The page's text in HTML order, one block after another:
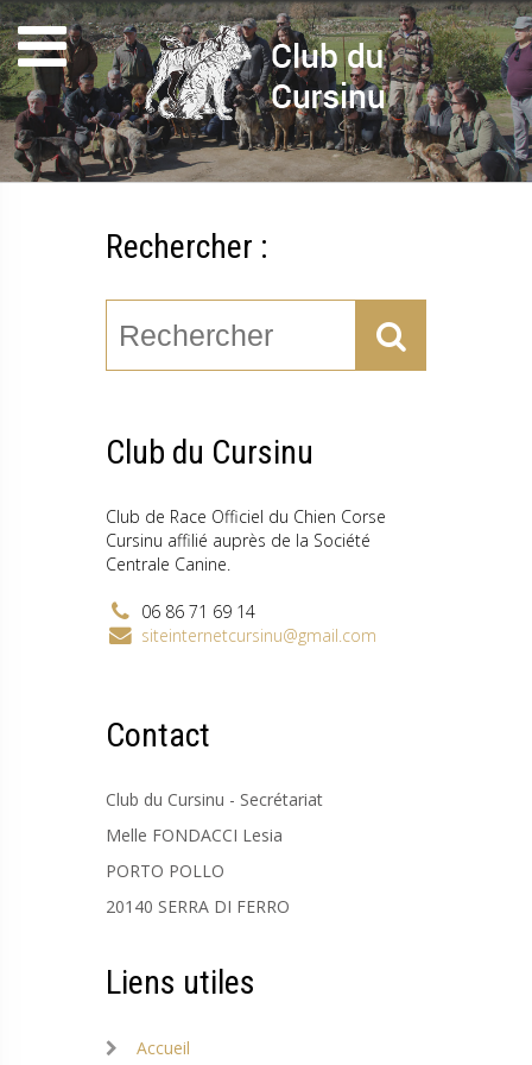
Rechercher :
Club du Cursinu
Club de Race Officiel du Chien Corse
Cursinu affilié auprès de la Société
Centrale Canine.
06 86 71 69 14
siteinternetcursinu@gmail.com
Contact
Club du Cursinu - Secrétariat
Melle FONDACCI Lesia
PORTO POLLO
20140 SERRA DI FERRO
Liens utiles
Accueil